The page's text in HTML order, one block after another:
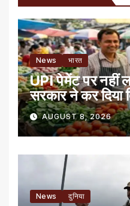
News भारत
UPI पेमेंट पर नहीं
सरकार ने कर दिया
AUGUST 8, 2026
News दुनिया